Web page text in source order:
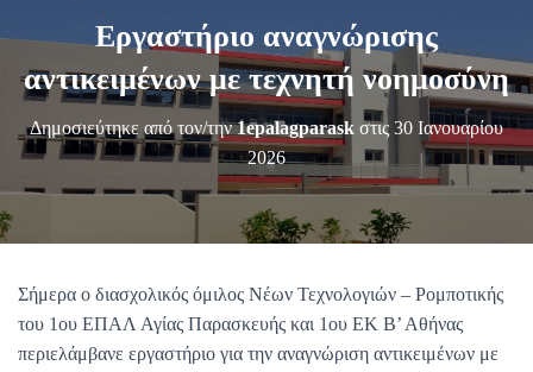
Π
Λ
Ο
Ή
Γ
Σ
Σ
Εργαστήριο αναγνώρισης
αντικειμένων με τεχνητή νοημοσύνη
Δημοσιεύτηκε από τον/την1epalagparask στις 30 Ιανουαρίου
2026
Σήμερα ο διασχολικός όμιλος Νέων Τεχνολογιών – Ρομποτικής
του 1ου ΕΠΑΛ Αγίας Παρασκευής και 1ου ΕΚ Β’ Αθήνας
περιελάμβανε εργαστήριο για την αναγνώριση αντικειμένων με